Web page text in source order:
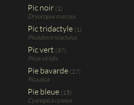
Pic noir (1)
Dryocopus marcius
Pic tridactyle (1)
Picoides tridactylus
Pic vert (37)
Picus viridis
Pie bavarde (27)
Pica pica
Pie bleue (15)
Cyanopica cyanus